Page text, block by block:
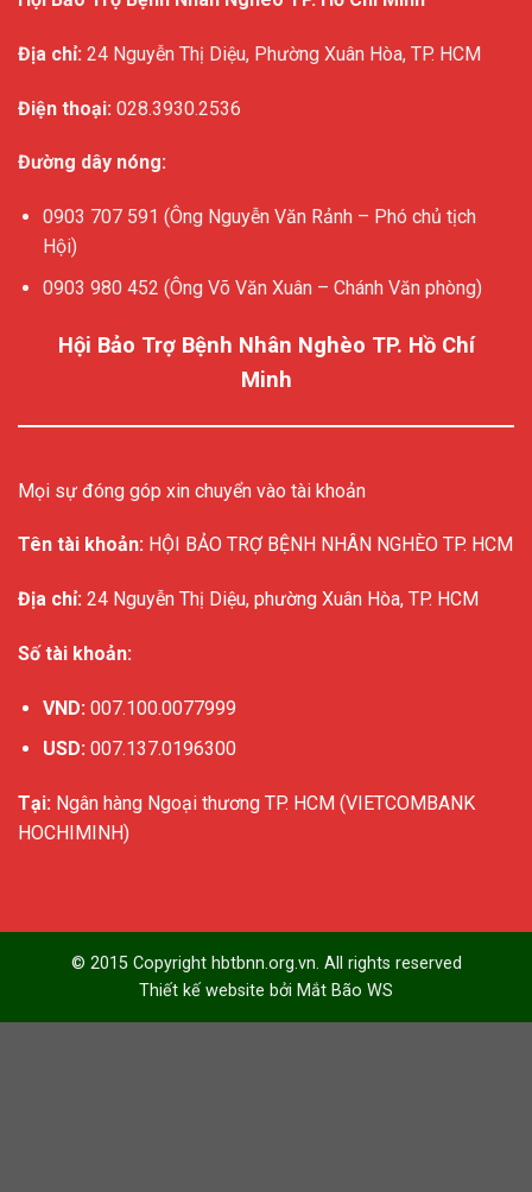
Địa chỉ: 24 Nguyễn Thị Diệu, Phường Xuân Hòa, TP. HCM
Điện thoại: 028.3930.2536
Đường dây nóng:
0903 707 591 (Ông Nguyễn Văn Rảnh – Phó chủ tịch
Hội)
0903 980 452 (Ông Võ Văn Xuân – Chánh Văn phòng)
Hội Bảo Trợ Bệnh Nhân Nghèo TP. Hồ Chí
Minh
Mọi sự đóng góp xin chuyển vào tài khoản
Tên tài khoản: HỘI BẢO TRỢ BỆNH NHÂN NGHÈO TP. HCM
Địa chỉ: 24 Nguyễn Thị Diệu, phường Xuân Hòa, TP. HCM
Số tài khoản:
VND: 007.100.0077999
USD: 007.137.0196300
Tại: Ngân hàng Ngoại thương TP. HCM (VIETCOMBANK
HOCHIMINH)
© 2015 Copyright hbtbnn.org.vn. All rights reserved
Thiết kế website bởi Mắt Bão WS